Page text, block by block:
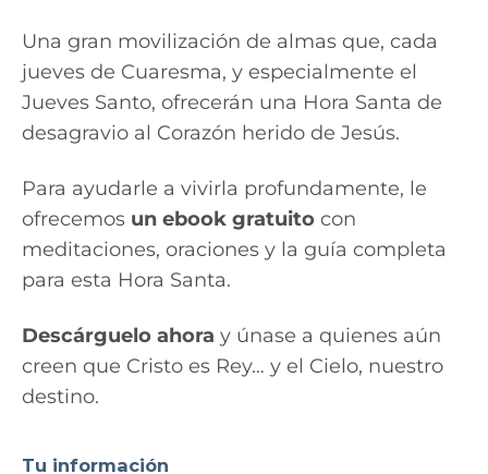
Una gran movilización de almas que, cada
jueves de Cuaresma, y especialmente el
Jueves Santo, ofrecerán una Hora Santa de
desagravio al Corazón herido de Jesús.
Para ayudarle a vivirla profundamente, le
ofrecemos un ebook gratuito con
meditaciones, oraciones y la guía completa
para esta Hora Santa.
Descárguelo ahora y únase a quienes aún
creen que Cristo es Rey… y el Cielo, nuestro
destino.